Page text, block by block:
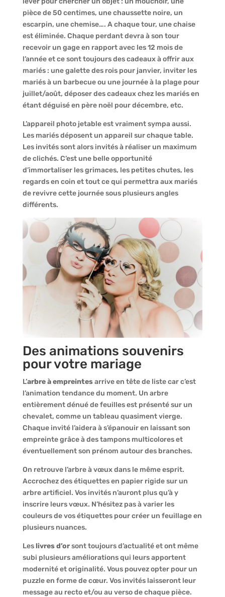
pièce de 50 centimes, une chaussette noire, un
escarpin, une chemise…. A chaque tour, une chaise
est éliminée. Chaque perdant devra à son tour
recevoir un gage en rapport avec les 12 mois de
l’année et ce sont toujours des cadeaux à offrir aux
mariés : une galette des rois pour janvier, inviter les
mariés à un barbecue ou une journée à la plage pour
juillet/août, déposer des cadeaux chez les mariés en
étant déguisé en père noël pour décembre, etc.
L’appareil photo jetable est vraiment sympa aussi.
Les mariés déposent un appareil sur chaque table.
Les invités sont alors invités à réaliser un maximum
de clichés. C’est une belle opportunité
d’immortaliser les grimaces, les petites chutes, les
regards en coin et tout ce qui permettra aux mariés
de revivre cette journée sous plusieurs angles
différents.
Des animations souvenirs
pour votre mariage
L’arbre à empreintesarrive en tête de liste car c’est
l’animation tendance du moment. Un arbre
entièrement dénué de feuilles est présenté sur un
chevalet, comme un tableau quasiment vierge.
Chaque invité l’aidera à s’épanouir en laissant son
empreinte grâce à des tampons multicolores et
éventuellement son prénom autour des branches.
On retrouve l’arbre à vœux dans le même esprit.
Accrochez des étiquettes en papier rigide sur un
arbre artificiel. Vos invités n’auront plus qu’à y
inscrire leurs vœux. N’hésitez pas à varier les
couleurs de vos étiquettes pour créer un feuillage en
plusieurs nuances.
Leslivres d’orsont toujours d’actualité et ont même
subi plusieurs améliorations qui leurs apportent
modernité et originalité. Vous pouvez opter pour un
puzzle en forme de cœur. Vos invités laisseront leur
message au recto et/ou au verso de chaque pièce.